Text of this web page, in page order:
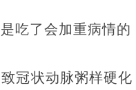
吃了会加重病情
冠状动脉粥样硬